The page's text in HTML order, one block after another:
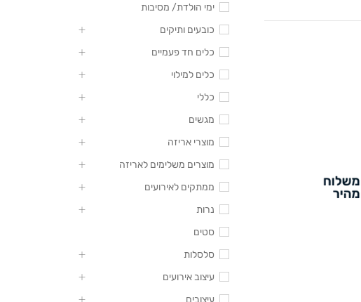
ימי הולדת/ מסיבות
כובעים ותיקים
כלים חד פעמיים
כלים למילוי
כללי
מגשים
מוצרי אריזה
מוצרים משלימים לאריזה
ממתקים לאירועים
נרות
סטים
סלסלות
עיצוב אירועים
עיצובים